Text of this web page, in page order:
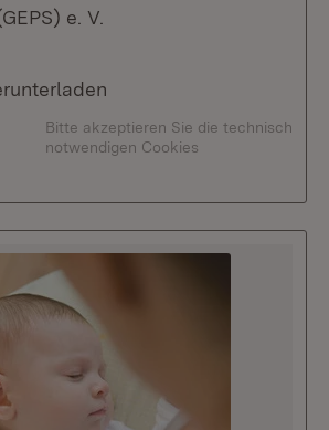
e. V.
Bitte akzeptieren Sie die technisch
notwendigen Cookies